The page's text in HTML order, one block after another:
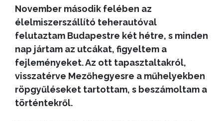
November második felében az
élelmiszerszállító teherautóval
felutaztam Budapestre két hétre, s minden
nap jártam az utcákat, figyeltem a
fejleményeket. Az ott tapasztaltakról,
visszatérve Mezőhegyesre a műhelyekben
röpgyűléseket tartottam, s beszámoltam a
történtekről.